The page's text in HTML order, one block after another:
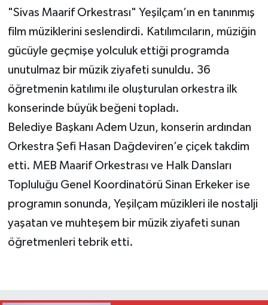
"Sivas Maarif Orkestrası" Yeşilçam’ın en tanınmış
film müziklerini seslendirdi. Katılımcıların, müziğin
gücüyle geçmişe yolculuk ettiği programda
unutulmaz bir müzik ziyafeti sunuldu. 36
öğretmenin katılımı ile oluşturulan orkestra ilk
konserinde büyük beğeni topladı.
Belediye Başkanı Adem Uzun, konserin ardından
Orkestra Şefi Hasan Dağdeviren’e çiçek takdim
etti. MEB Maarif Orkestrası ve Halk Dansları
Topluluğu Genel Koordinatörü Sinan Erkeker ise
programın sonunda, Yeşilçam müzikleri ile nostalji
yaşatan ve muhteşem bir müzik ziyafeti sunan
öğretmenleri tebrik etti.